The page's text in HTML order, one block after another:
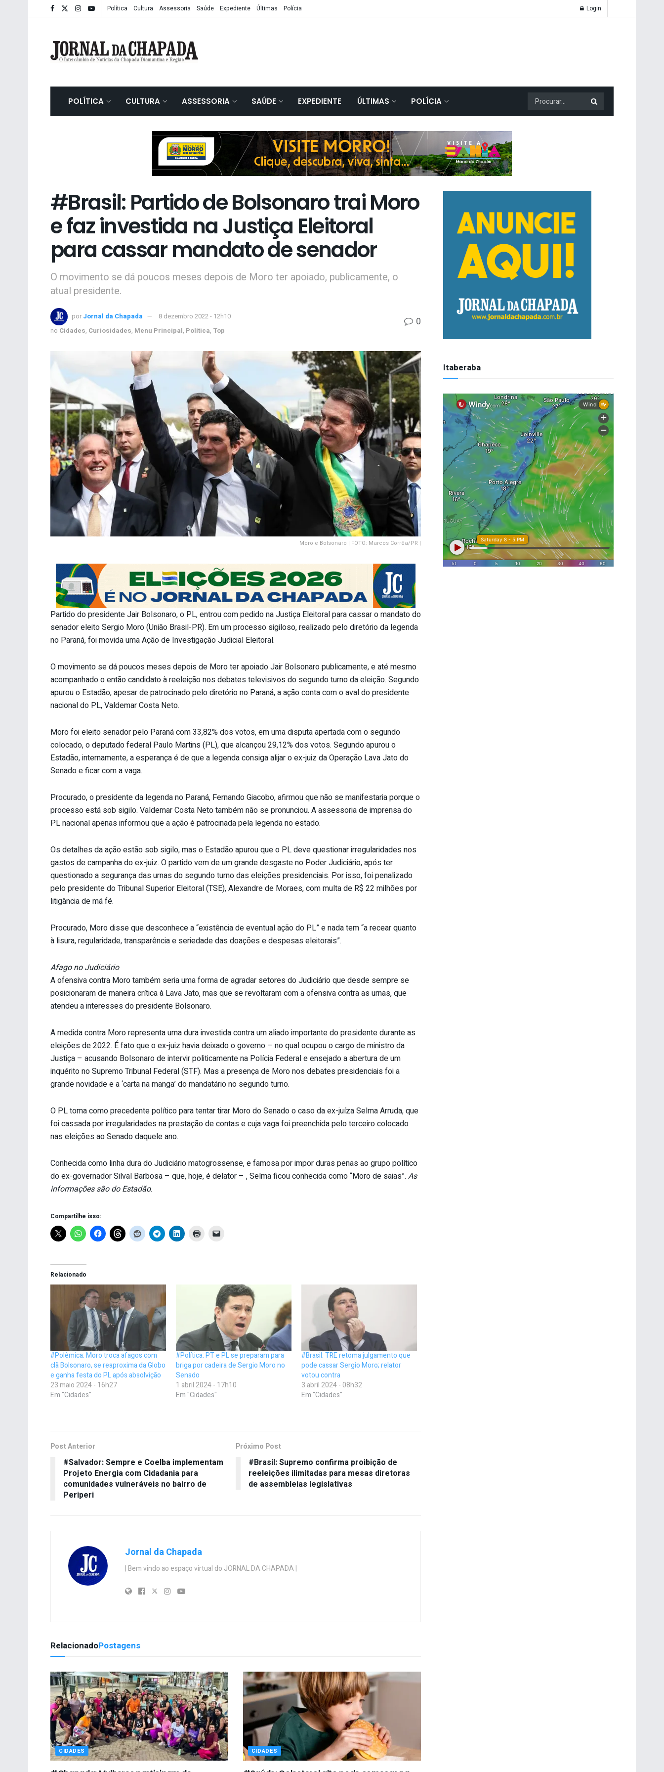
Política Cultura Assessoria Saúde Expediente Últimas Polícia Login
POLÍTICA CULTURA ASSESSORIA SAÚDE EXPEDIENTE ÚLTIMAS POLÍCIA
#Brasil: Partido de Bolsonaro trai Moro
e faz investida na Justiça Eleitoral
para cassar mandato de senador
O movimento se dá poucos meses depois de Moro ter apoiado, publicamente, o
atual presidente.
por Jornal da Chapada
8 dezembro 2022 - 12h10
no Cidades, Curiosidades, Menu Principal, Política, Top
0
Moro e Bolsonaro | FOTO: Marcos Corrêa/PR |
Partido do presidente Jair Bolsonaro, o PL, entrou com pedido na Justiça Eleitoral para cassar o mandato do
senador eleito Sergio Moro (União Brasil-PR). Em um processo sigiloso, realizado pelo diretório da legenda
no Paraná, foi movida uma Ação de Investigação Judicial Eleitoral.
O movimento se dá poucos meses depois de Moro ter apoiado Jair Bolsonaro publicamente, e até mesmo
acompanhado o então candidato à reeleição nos debates televisivos do segundo turno da eleição. Segundo
apurou o Estadão, apesar de patrocinado pelo diretório no Paraná, a ação conta com o aval do presidente
nacional do PL, Valdemar Costa Neto.
Moro foi eleito senador pelo Paraná com 33,82% dos votos, em uma disputa apertada com o segundo
colocado, o deputado federal Paulo Martins (PL), que alcançou 29,12% dos votos. Segundo apurou o
Estadão, internamente, a esperança é de que a legenda consiga alijar o ex-juiz da Operação Lava Jato do
Senado e ficar com a vaga.
Procurado, o presidente da legenda no Paraná, Fernando Giacobo, afirmou que não se manifestaria porque o
processo está sob sigilo. Valdemar Costa Neto também não se pronunciou. A assessoria de imprensa do
PL nacional apenas informou que a ação é patrocinada pela legenda no estado.
Os detalhes da ação estão sob sigilo, mas o Estadão apurou que o PL deve questionar irregularidades nos
gastos de campanha do ex-juiz. O partido vem de um grande desgaste no Poder Judiciário, após ter
questionado a segurança das urnas do segundo turno das eleições presidenciais. Por isso, foi penalizado
pelo presidente do Tribunal Superior Eleitoral (TSE), Alexandre de Moraes, com multa de R$ 22 milhões por
litigância de má fé.
Procurado, Moro disse que desconhece a “existência de eventual ação do PL” e nada tem “a recear quanto
à lisura, regularidade, transparência e seriedade das doações e despesas eleitorais”.
Afago no Judiciário
A ofensiva contra Moro também seria uma forma de agradar setores do Judiciário que desde sempre se
posicionaram de maneira crítica à Lava Jato, mas que se revoltaram com a ofensiva contra as urnas, que
atendeu a interesses do presidente Bolsonaro.
A medida contra Moro representa uma dura investida contra um aliado importante do presidente durante as
eleições de 2022. É fato que o ex-juiz havia deixado o governo – no qual ocupou o cargo de ministro da
Justiça – acusando Bolsonaro de intervir politicamente na Polícia Federal e ensejado a abertura de um
inquérito no Supremo Tribunal Federal (STF). Mas a presença de Moro nos debates presidenciais foi a
grande novidade e a ‘carta na manga’ do mandatário no segundo turno.
O PL toma como precedente político para tentar tirar Moro do Senado o caso da ex-juíza Selma Arruda, que
foi cassada por irregularidades na prestação de contas e cuja vaga foi preenchida pelo terceiro colocado
nas eleições ao Senado daquele ano.
Conhecida como linha dura do Judiciário matogrossense, e famosa por impor duras penas ao grupo político
do ex-governador Silval Barbosa – que, hoje, é delator – , Selma ficou conhecida como “Moro de saias”. As
informações são do Estadão.
Compartilhe isso:
Relacionado
#Polêmica: Moro troca afagos com
clã Bolsonaro, se reaproxima da Globo
e ganha festa do PL após absolvição
23 maio 2024 - 16h27
Em "Cidades"
#Política: PT e PL se preparam para
briga por cadeira de Sergio Moro no
Senado
1 abril 2024 - 17h10
Em "Cidades"
#Brasil: TRE retoma julgamento que
pode cassar Sergio Moro; relator
votou contra
3 abril 2024 - 08h32
Em "Cidades"
Post Anterior
#Salvador: Sempre e Coelba implementam
Projeto Energia com Cidadania para
comunidades vulneráveis no bairro de
Periperi
Próximo Post
#Brasil: Supremo confirma proibição de
reeleições ilimitadas para mesas diretoras
de assembleias legislativas
Jornal da Chapada
| Bem vindo ao espaço virtual do JORNAL DA CHAPADA |
RelacionadoPostagens
CIDADES CIDADES
Itaberaba